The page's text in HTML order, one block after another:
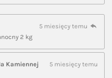
5 miesięcy temu
2 kg
Kamiennej
5 miesięcy temu